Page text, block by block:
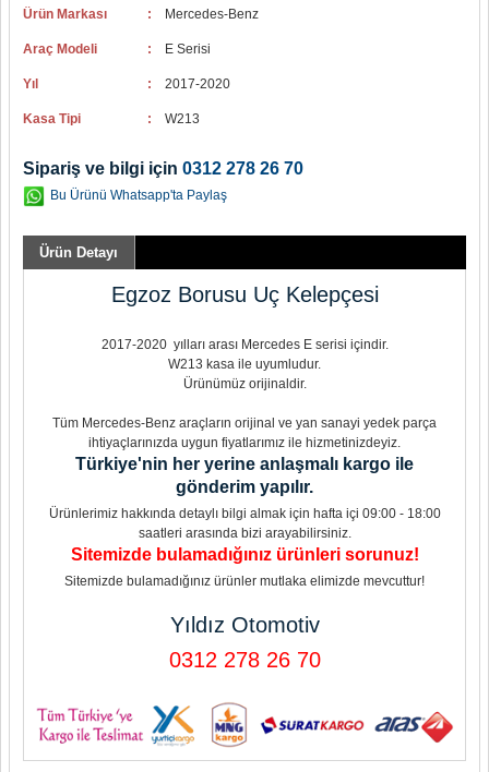
Ürün Markası : Mercedes-Benz
Araç Modeli : E Serisi
Yıl : 2017-2020
Kasa Tipi : W213
Sipariş ve bilgi için 0312 278 26 70
Bu Ürünü Whatsapp'ta Paylaş
Ürün Detayı
Egzoz Borusu Uç Kelepçesi
2017-2020 yılları arası Mercedes E serisi içindir.
W213 kasa ile uyumludur.
Ürünümüz orijinaldir.
Tüm Mercedes-Benz araçların orijinal ve yan sanayi yedek parça
ihtiyaçlarınızda uygun fiyatlarımız ile hizmetinizdeyiz.
Türkiye'nin her yerine anlaşmalı kargo ile
gönderim yapılır.
Ürünlerimiz hakkında detaylı bilgi almak için hafta içi 09:00 - 18:00
saatleri arasında bizi arayabilirsiniz.
Sitemizde bulamadığınız ürünleri sorunuz!
Sitemizde bulamadığınız ürünler mutlaka elimizde mevcuttur!
Yıldız Otomotiv
0312 278 26 70